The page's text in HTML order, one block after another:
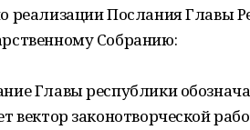
реализации Послания Главы
Собранию:
Главы республики
вектор законотворческой